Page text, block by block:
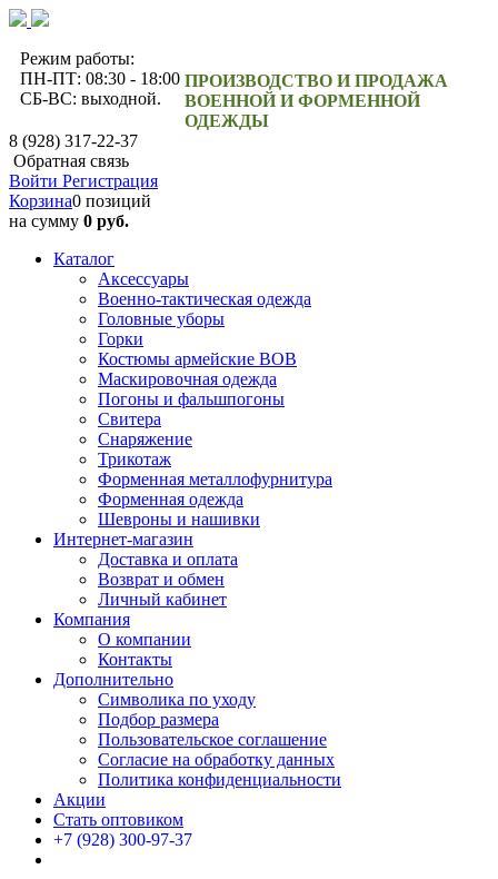
Режим работы:
ПН-ПТ: 08:30 - 18:00
СБ-ВС: выходной.
ПРОИЗВОДСТВО И ПРОДАЖА
ВОЕННОЙ И ФОРМЕННОЙ
ОДЕЖДЫ
8 (928) 317-22-37
Обратная связь
Войти Регистрация
Корзина0 позиций
на сумму 0 руб.
Каталог
Аксессуары
Военно-тактическая одежда
Головные уборы
Горки
Костюмы армейские ВОВ
Маскировочная одежда
Погоны и фальшпогоны
Свитера
Снаряжение
Трикотаж
Форменная металлофурнитура
Форменная одежда
Шевроны и нашивки
Интернет-магазин
Доставка и оплата
Возврат и обмен
Личный кабинет
Компания
О компании
Контакты
Дополнительно
Символика по уходу
Подбор размера
Пользовательское соглашение
Согласие на обработку данных
Политика конфиденциальности
Акции
Стать оптовиком
+7 (928) 300-97-37